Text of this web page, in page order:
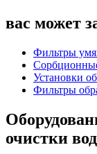
вас может
Фильтры
Установки
Фильтры
очистки